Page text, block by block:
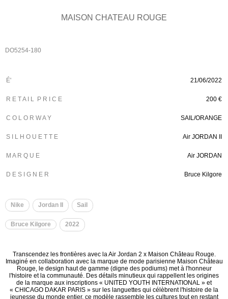
MAISON CHATEAU ROUGE
DO5254-180
É' 21/06/2022
R E T A I L P R I C E 200 €
C O L O R W A Y SAIL/ORANGE
S I L H O U E T T E Air JORDAN II
M A R Q U E Air JORDAN
D E S I G N E R Bruce Kilgore
Nike Jordan II Sail
Bruce Kilgore 2022
Transcendez les frontières avec la Air Jordan 2 x Maison Château Rouge.
Imaginé en collaboration avec la marque de mode parisienne Maison Château
Rouge, le design haut de gamme (digne des podiums) met à l'honneur
l'histoire et la communauté. Des détails minutieux qui rappellent les origines
de la marque aux inscriptions « UNITED YOUTH INTERNATIONAL » et
« CHICAGO DAKAR PARIS » sur les languettes qui célèbrent l'histoire de la
jeunesse du monde entier, ce modèle rassemble les cultures tout en restant